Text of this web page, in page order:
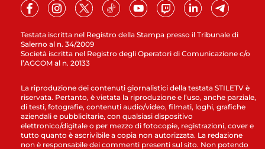
Testata iscritta nel Registro della Stampa presso il Tribunale di
Salerno al n. 34/2009
Società iscritta nel Registro degli Operatori di Comunicazione c/o
l’AGCOM al n. 20133
La riproduzione dei contenuti giornalistici della testata STILETV è
riservata. Pertanto, è vietata la riproduzione e l’uso, anche parziale,
di testi, fotografie, contenuti audio/video, filmati, loghi, grafiche
aziendali e pubblicitarie, con qualsiasi dispositivo
elettronico/digitale o per mezzo di fotocopie, registrazioni, cover e
tutto quanto è ascrivibile a copia non autorizzata. La redazione
non è responsabile dei commenti presenti sul sito. Non potendo